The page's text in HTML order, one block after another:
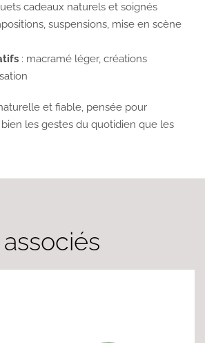
cadeaux naturels et soignés
suspensions, mise en scène
: macramé léger, créations
et fiable, pensée pour
les gestes du quotidien que les